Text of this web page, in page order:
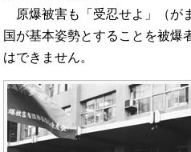
原爆被害も「受忍せよ」（が
国が基本姿勢とすることを被爆
はできません。